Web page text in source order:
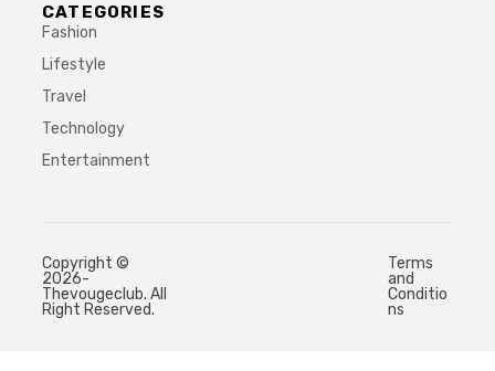
CATEGORIES
Fashion
Lifestyle
Travel
Technology
Entertainment
Copyright ©
2026-
Thevougeclub. All
Right Reserved.
Terms
and
Conditio
ns